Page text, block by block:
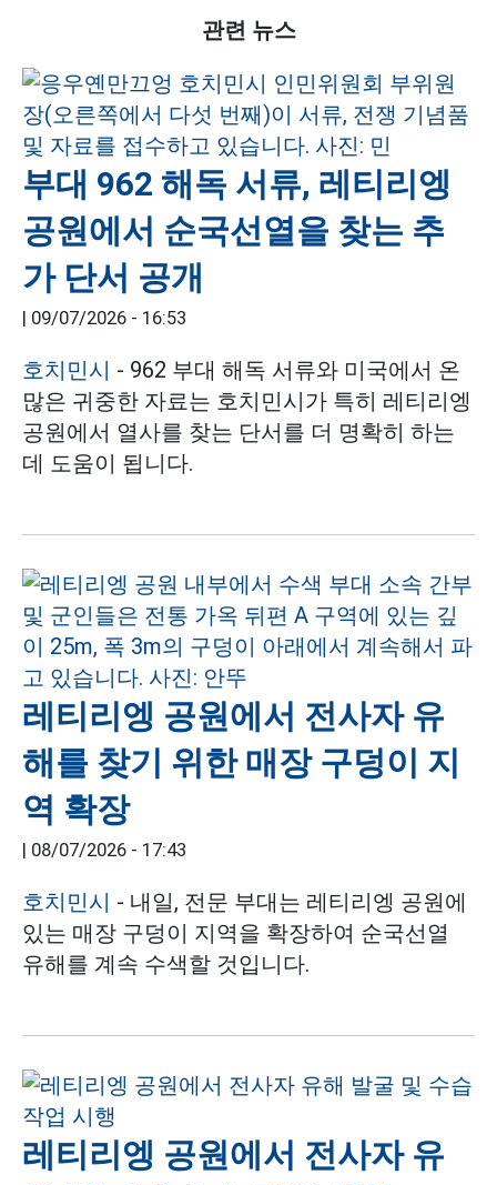
관련 뉴스
부대 962 해독 서류, 레티리엥
공원에서 순국선열을 찾는 추
가 단서 공개
| 09/07/2026 - 16:53
호치민시 - 962 부대 해독 서류와 미국에서 온
많은 귀중한 자료는 호치민시가 특히 레티리엥
공원에서 열사를 찾는 단서를 더 명확히 하는
데 도움이 됩니다.
레티리엥 공원에서 전사자 유
해를 찾기 위한 매장 구덩이 지
역 확장
| 08/07/2026 - 17:43
호치민시 - 내일, 전문 부대는 레티리엥 공원에
있는 매장 구덩이 지역을 확장하여 순국선열
유해를 계속 수색할 것입니다.
레티리엥 공원에서 전사자 유